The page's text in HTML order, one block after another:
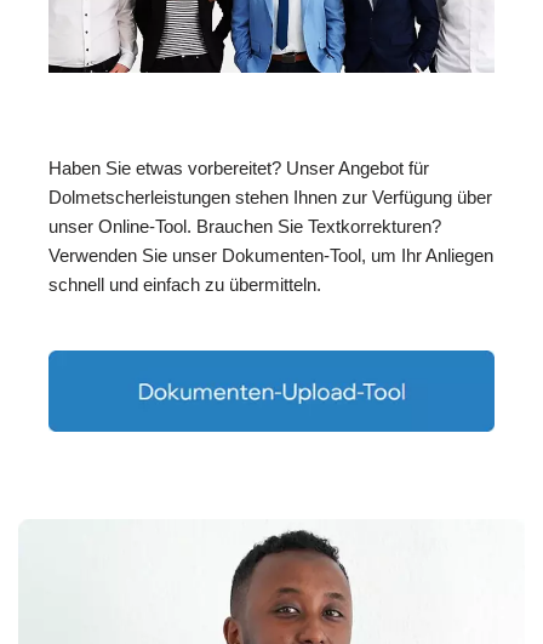
Haben Sie etwas vorbereitet? Unser Angebot für
Dolmetscherleistungen stehen Ihnen zur Verfügung über
unser Online-Tool. Brauchen Sie Textkorrekturen?
Verwenden Sie unser Dokumenten-Tool, um Ihr Anliegen
schnell und einfach zu übermitteln.